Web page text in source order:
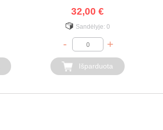
32,00 €
Sandėlyje: 0
- +
Išparduota